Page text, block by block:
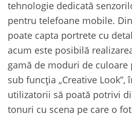
tehnologie dedicată
pentru telefoane mobile.
poate capta portrete cu
acum este posibilă
gamă de moduri de culoare
sub funcția „Creative Look”,
utilizatorii să poată potrivi
tonuri cu scena pe care o